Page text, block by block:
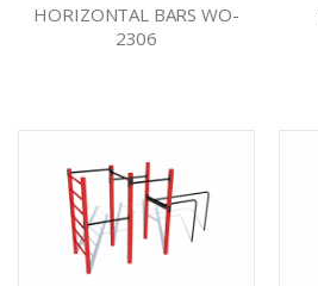
HORIZONTAL BARS WO-
2306